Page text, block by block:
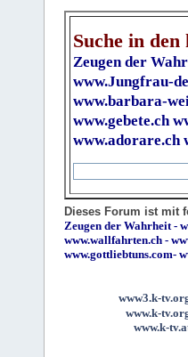
Suche in
Zeugen der
www.Jungfrau-
www.barbara-
www.gebete.ch
www.adorare.ch
Dieses Forum ist mit
Zeugen der Wahrheit-
www.wallfahrten.ch -
www.gottliebtuns.com-
www3.k-
www.k-
www.k-